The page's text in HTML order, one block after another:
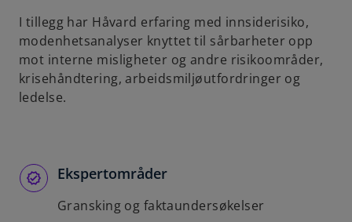
I tillegg har Håvard erfaring med innsiderisiko,
modenhetsanalyser knyttet til sårbarheter opp
mot interne misligheter og andre risikoområder,
krisehåndtering, arbeidsmiljøutfordringer og
ledelse.
Ekspertområder
Gransking og faktaundersøkelser